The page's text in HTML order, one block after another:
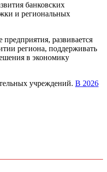
банковских
и региональных
развивается
региона, поддерживать
в экономику
учреждений. В 2026